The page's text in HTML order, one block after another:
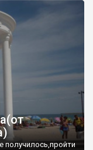
получилось,пройти